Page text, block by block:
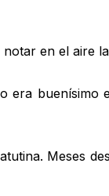
en el aire
era
Meses